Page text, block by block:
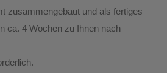
zusammengebaut und als fertiges
ca. 4 Wochen zu Ihnen nach